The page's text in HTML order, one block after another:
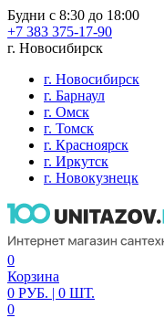
Будни с 8:30 до 18:00
+7 383 375-17-90
г. Новосибирск
г. Новосибирск
г. Барнаул
г. Омск
г. Томск
г. Красноярск
г. Иркутск
г. Новокузнецк
0
Корзина
0 РУБ. | 0 ШТ.
0